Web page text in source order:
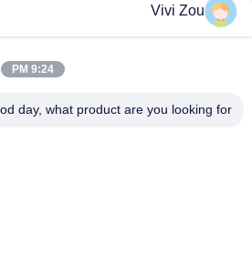
Vivi Zou
9:24 PM
Good day, what product are you looking